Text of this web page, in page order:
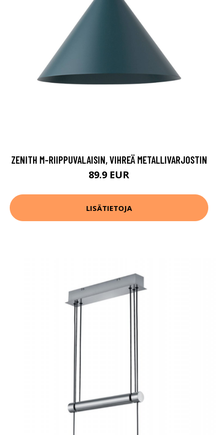
ZENITH M-RIIPPUVALAISIN, VIHREÄ METALLIVARJOSTIN
89.9 EUR
LISÄTIETOJA